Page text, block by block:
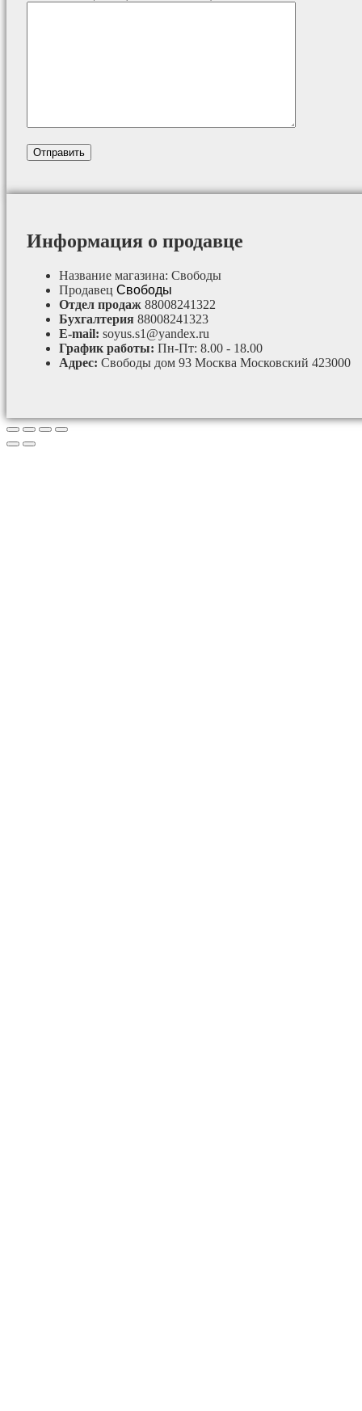
Информация о продавце
Название магазина: Свободы
Продавец Свободы
Отдел продаж 88008241322
Бухгалтерия 88008241323
E-mail: soyus.s1@yandex.ru
График работы: Пн-Пт: 8.00 - 18.00
Адрес: Свободы дом 93 Москва Московский 423000